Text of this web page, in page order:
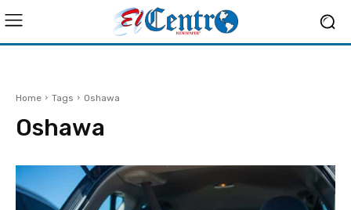
Home Tags Oshawa
Oshawa